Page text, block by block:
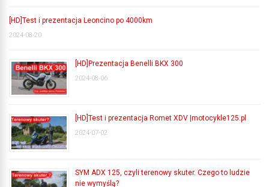
[HD]Test i prezentacja Leoncino po 4000km
2024-08-20
[HD]Prezentacja Benelli BKX 300
2024-08-06
[HD]Test i prezentacja Romet XDV |motocykle125.pl
2024-07-02
SYM ADX 125, czyli terenowy skuter. Czego to ludzie
nie wymyślą?